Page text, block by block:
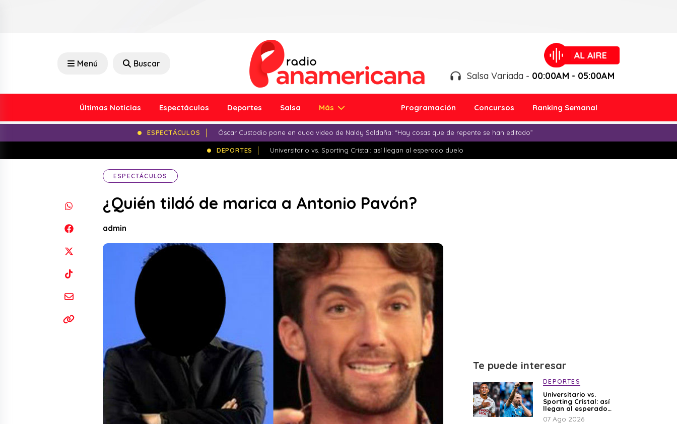
Menú Buscar
Salsa Variada - 00:00AM - 05:00AM
Últimas Noticias Espectáculos Deportes Salsa Más Programación Concursos Ranking Semanal
ESPECTÁCULOS Óscar Custodio pone en duda video de Naldy Saldaña: “Hay cosas que de repente se han editado”
DEPORTES Universitario vs. Sporting Cristal: así llegan al esperado duelo
ESPECTÁCULOS
¿Quién tildó de marica a Antonio Pavón?
admin
Te puede interesar
DEPORTES
Universitario vs.
Sporting Cristal: así
llegan al esperado
duelo
07 Ago 2026